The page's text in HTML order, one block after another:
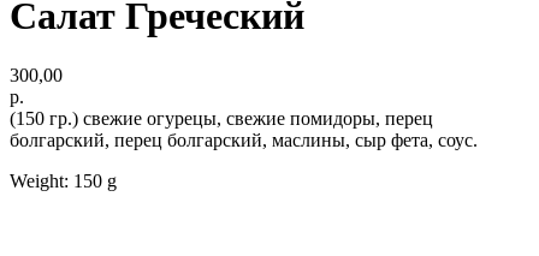
Салат Греческий
300,00
р.
(150 гр.) свежие огурецы, свежие помидоры, перец
болгарский, перец болгарский, маслины, сыр фета, соус.
Weight: 150 g